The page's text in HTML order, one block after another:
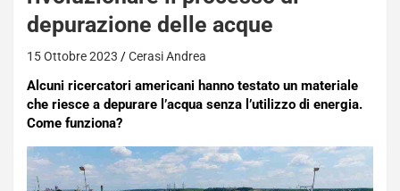
depurazione delle acque
15 Ottobre 2023 Cerasi Andrea
Alcuni ricercatori americani hanno testato un materiale
che riesce a depurare l’acqua senza l’utilizzo di energia.
Come funziona?